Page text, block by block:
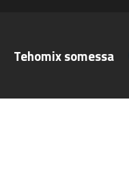
Tehomix somessa